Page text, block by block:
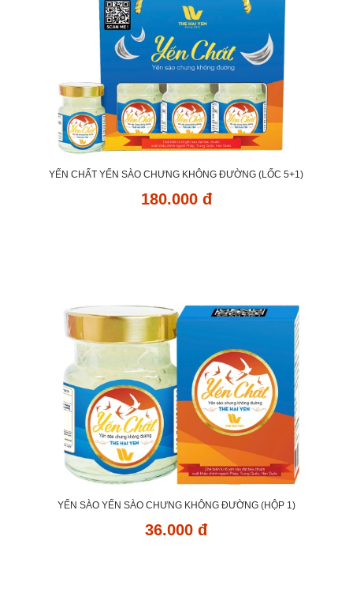
YẾN CHẤT YẾN SÀO CHƯNG KHÔNG ĐƯỜNG (LỐC 5+1)
180.000 đ
YẾN SÀO YẾN SÀO CHƯNG KHÔNG ĐƯỜNG (HỘP 1)
36.000 đ